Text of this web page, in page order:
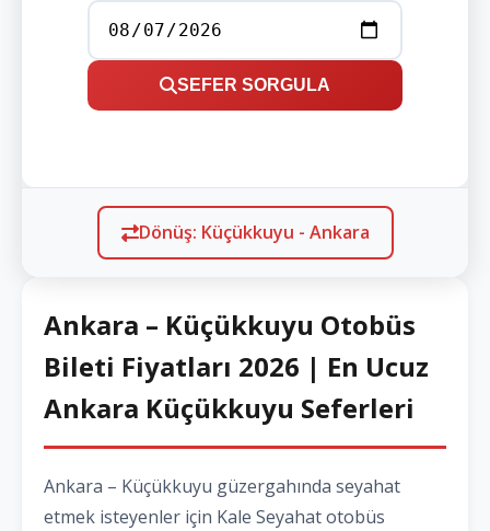
SEFER SORGULA
Dönüş: Küçükkuyu - Ankara
Ankara – Küçükkuyu Otobüs
Bileti Fiyatları 2026 | En Ucuz
Ankara Küçükkuyu Seferleri
Ankara – Küçükkuyu güzergahında seyahat
etmek isteyenler için Kale Seyahat otobüs